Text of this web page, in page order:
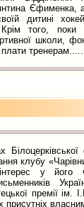
Єфименка,
дитині
Крім того,
школи,
тренерам......
клубу
інтерес у
премії
присутніх